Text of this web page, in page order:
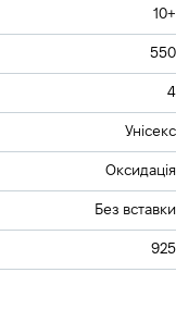
10+
550
4
Унісекс
Оксидація
Без вставки
925